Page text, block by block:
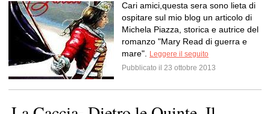
Cari amici,questa sera sono lieta di
ospitare sul mio blog un articolo di
Michela Piazza, storica e autrice del
romanzo "Mary Read di guerra e
mare".
Leggere il seguito
Pubblicato il 23 ottobre 2013